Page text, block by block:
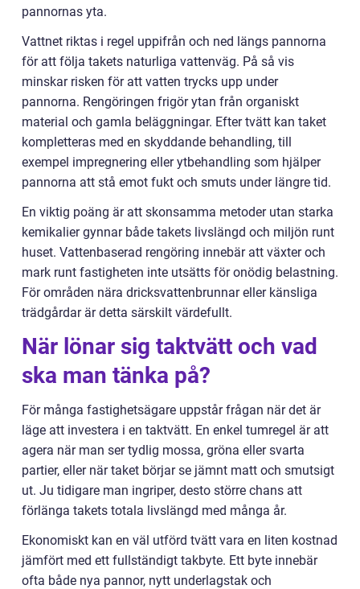
pannornas yta.
Vattnet riktas i regel uppifrån och ned längs pannorna
för att följa takets naturliga vattenväg. På så vis
minskar risken för att vatten trycks upp under
pannorna. Rengöringen frigör ytan från organiskt
material och gamla beläggningar. Efter tvätt kan taket
kompletteras med en skyddande behandling, till
exempel impregnering eller ytbehandling som hjälper
pannorna att stå emot fukt och smuts under längre tid.
En viktig poäng är att skonsamma metoder utan starka
kemikalier gynnar både takets livslängd och miljön runt
huset. Vattenbaserad rengöring innebär att växter och
mark runt fastigheten inte utsätts för onödig belastning.
För områden nära dricksvattenbrunnar eller känsliga
trädgårdar är detta särskilt värdefullt.
När lönar sig taktvätt och vad
ska man tänka på?
För många fastighetsägare uppstår frågan när det är
läge att investera i en taktvätt. En enkel tumregel är att
agera när man ser tydlig mossa, gröna eller svarta
partier, eller när taket börjar se jämnt matt och smutsigt
ut. Ju tidigare man ingriper, desto större chans att
förlänga takets totala livslängd med många år.
Ekonomiskt kan en väl utförd tvätt vara en liten kostnad
jämfört med ett fullständigt takbyte. Ett byte innebär
ofta både nya pannor, nytt underlagstak och